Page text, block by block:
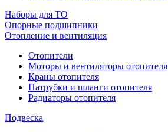
Наборы для ТО
Опорные подшипники
Отопление и вентиляция
Отопители
Моторы и вентиляторы отопителя
Краны отопителя
Патрубки и шланги отопителя
Радиаторы отопителя
Подвеска